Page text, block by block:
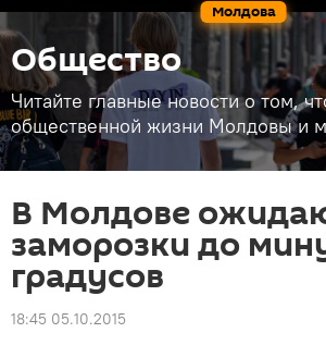
Молдова
Общество
Читайте главные новости о том,
общественной жизни Молдовы и
В Молдове
заморозки до
градусов
18:45 05.10.2015